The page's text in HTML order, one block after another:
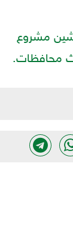
مشروع
محافظات.